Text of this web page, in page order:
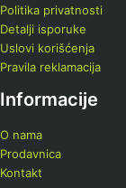
Politika privatnosti
Detalji isporuke
Uslovi korišćenja
Pravila reklamacija
Informacije
O nama
Prodavnica
Kontakt